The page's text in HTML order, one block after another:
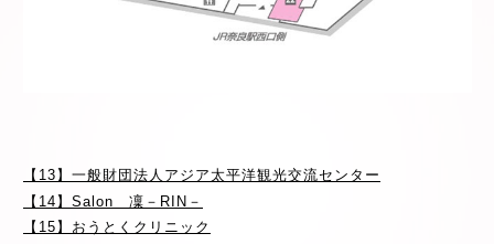
【13】一般財団法人アジア太平洋観光交流センター
【14】Salon 凜－RIN－
【15】おうとくクリニック